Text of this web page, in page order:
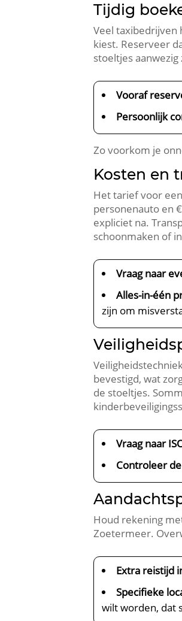
Tijdig
Veel taxibedrijven
kiest. Reserveer
stoeltjes
Vooraf
Persoonlijk
Zo voorkom je
Kosten en
Het tarief voor
personenauto en
expliciet na.
schoonmaken of
Vraag naar
Alles-in-één
zijn om
bevestigd, wat
de stoeltjes.
Vraag naar
Controleer
Houd rekening
Zoetermeer.
Extra reistijd
Specifieke
wilt worden, dat